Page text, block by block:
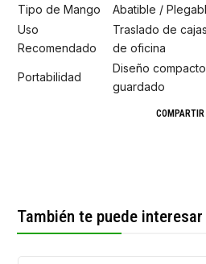
Tipo de Mango
Abatible /
Uso
Recomendado
Traslado de
de oficina
Portabilidad
Diseño
guardado
COMPARTIR
También te puede interesar